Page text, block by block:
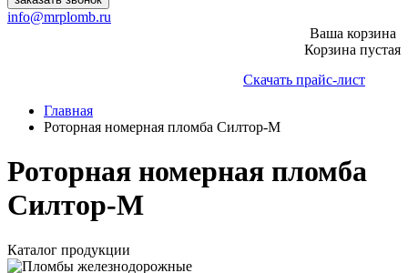
info@mrplomb.ru
Ваша корзина
Корзина пустая
Скачать прайс-лист
Главная
Роторная номерная пломба Силтор-М
Роторная номерная пломба
Силтор-М
Каталог продукции